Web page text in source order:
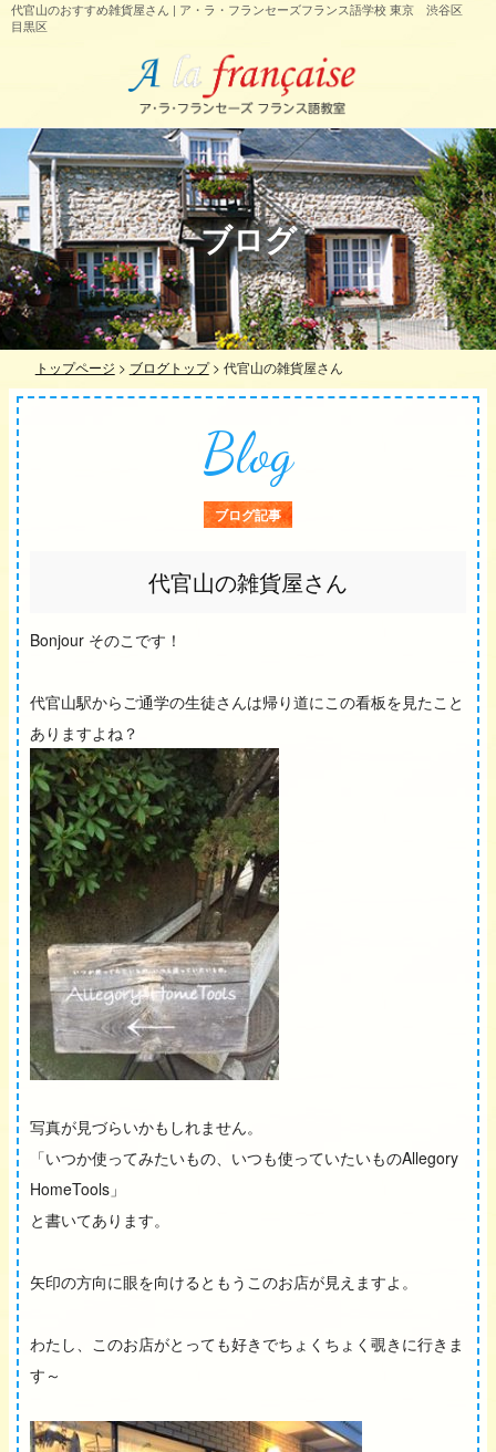
代官山のおすすめ雑貨屋さん | ア・ラ・フランセーズフランス語学校 東京 渋谷区
目黒区
ブログ
トップページ > ブログトップ> 代官山の雑貨屋さん
Blog
ブログ記事
代官山の雑貨屋さん
Bonjour そのこです！
代官山駅からご通学の生徒さんは帰り道にこの看板を見たこと
ありますよね？
写真が見づらいかもしれません。
「いつか使ってみたいもの、いつも使っていたいものAllegory
HomeTools」
と書いてあります。
矢印の方向に眼を向けるともうこのお店が見えますよ。
わたし、このお店がとっても好きでちょくちょく覗きに行きま
す～